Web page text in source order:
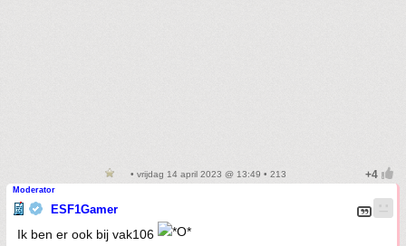
• vrijdag 14 april 2023 @ 13:49 • 213
Moderator
ESF1Gamer
Ik ben er ook bij vak106